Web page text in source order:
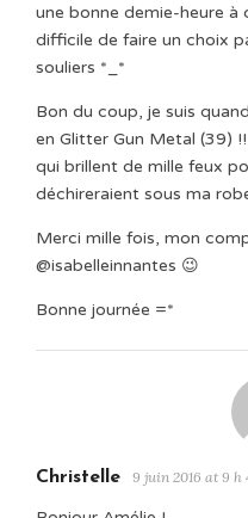
une bonne demie-heure
difficile de faire un choix
souliers *_*
Bon du coup, je suis
en Glitter Gun Metal (39)
qui brillent de mille feux
déchireraient sous ma
Merci mille fois, mon
@isabelleinnantes 😉
Bonne journée =*
Christelle 9 juin 2016 at 9 h